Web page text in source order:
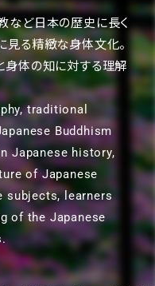
など日本の歴史に長く
見る精緻な身体文化。
身体の知に対する理解
traditional
Buddhism
Japanese history,
of Japanese
subjects, learners
of the Japanese